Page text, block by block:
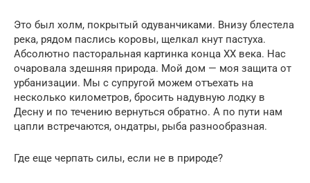
Это был холм, покрытый одуванчиками. Внизу блестела
река, рядом паслись коровы, щелкал кнут пастуха.
Абсолютно пасторальная картинка конца XX века. Нас
очаровала здешняя природа. Мой дом — моя защита от
урбанизации. Мы с супругой можем отъехать на
несколько километров, бросить надувную лодку в
Десну и по течению вернуться обратно. А по пути нам
цапли встречаются, ондатры, рыба разнообразная.
Где еще черпать силы, если не в природе?